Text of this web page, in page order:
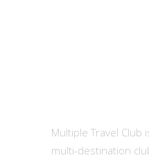
Multiple Travel Club
multi-destination